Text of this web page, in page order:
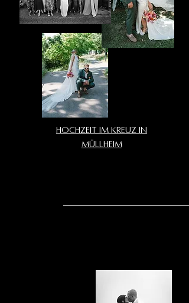
Hochzeit im Kreuz in
Müllheim